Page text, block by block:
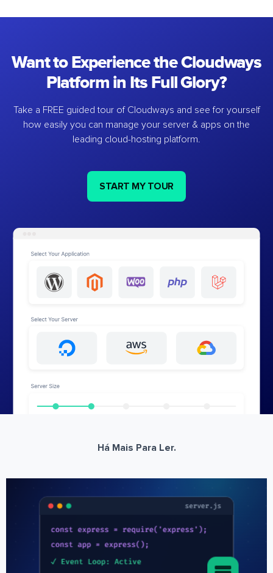
Want to Experience the Cloudways
Platform in Its Full Glory?
Take a FREE guided tour of Cloudways and see for yourself
how easily you can manage your server & apps on the
leading cloud-hosting platform.
START MY TOUR
Há Mais Para Ler.